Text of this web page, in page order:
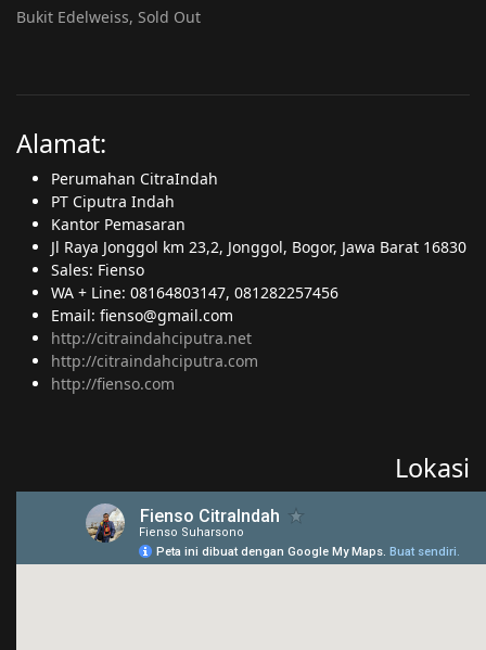
Bukit Edelweiss, Sold Out
Alamat:
Perumahan CitraIndah
PT Ciputra Indah
Kantor Pemasaran
Jl Raya Jonggol km 23,2, Jonggol, Bogor, Jawa Barat 16830
Sales: Fienso
WA + Line: 08164803147, 081282257456
Email: fienso@gmail.com
http://citraindahciputra.net
http://citraindahciputra.com
http://fienso.com
Lokasi